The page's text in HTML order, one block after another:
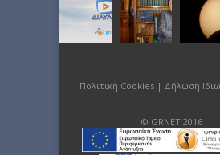
Πολιτική Cookies| Δήλωση
© GRNET 2016